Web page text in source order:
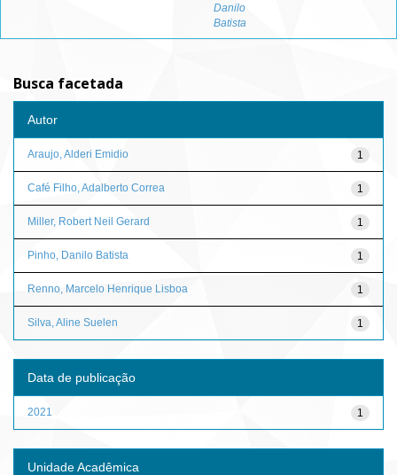
Danilo
Batista
Busca facetada
Autor
1
Araujo, Alderi Emidio
1
Café Filho, Adalberto Correa
1
Miller, Robert Neil Gerard
1
Pinho, Danilo Batista
1
Renno, Marcelo Henrique Lisboa
1
Silva, Aline Suelen
Data de publicação
1
2021
Unidade Acadêmica